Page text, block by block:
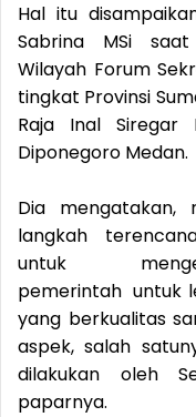
Hal itu
Sabrina MSi
Wilayah Forum
tingkat Provinsi
Raja Inal Siregar
Diponegoro Medan.
Dia mengatakan,
langkah
untuk
pemerintah untuk
yang berkualitas
aspek, salah
dilakukan oleh
paparnya.